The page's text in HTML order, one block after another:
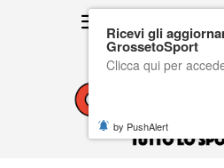
Ricevi gli
GrossetoSport
Clicca qui per
by PushAlert